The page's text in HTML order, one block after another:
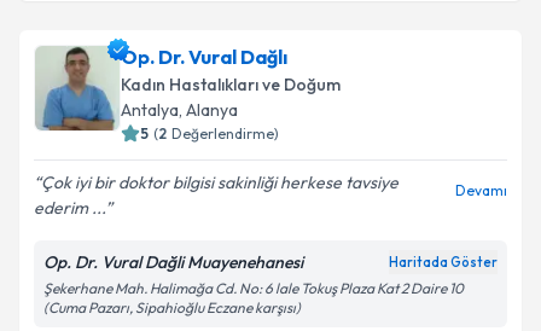
Takvim Talebini Gönder
Op. Dr. Akif Kösekahyaoğlu
talebi oluşturun. Size bu uzmandan randevu almanız
için bir takvim hazırlandığında e-posta ile
bilgilendireceğiz.
E-posta Adresiniz
Kişisel verilerimin işlenmesine ilişkinAydınlatma
Metni'ni okudum ve kişisel verilerimin belirtilen
Op. Dr. Vural Dağlı
Kadın Hastalıkları ve Doğum
Antalya, Alanya
5 (2 Değerlendirme)
Çok iyi bir doktor bilgisi sakinliği herkese tavsiye
ederim ...
Devamı
Op. Dr. Vural Dağli Muayenehanesi Haritada Göster
Şekerhane Mah. Halimağa Cd. No: 6 lale Tokuş Plaza Kat 2 Daire 10
(Cuma Pazarı, Sipahioğlu Eczane karşısı)